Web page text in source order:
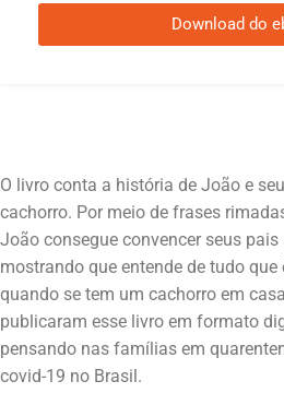
Download do
O livro conta a história de João e
cachorro. Por meio de frases
João consegue convencer seus
mostrando que entende de tudo que
quando se tem um cachorro em
publicaram esse livro em formato
pensando nas famílias em